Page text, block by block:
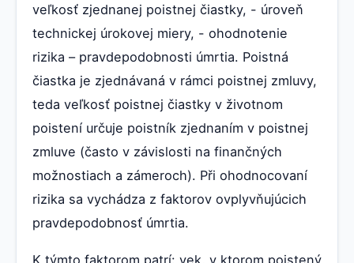
veľkosť zjednanej poistnej čiastky, - úroveň
technickej úrokovej miery, - ohodnotenie
rizika – pravdepodobnosti úmrtia. Poistná
čiastka je zjednávaná v rámci poistnej zmluvy,
teda veľkosť poistnej čiastky v životnom
poistení určuje poistník zjednaním v poistnej
zmluve (často v závislosti na finančných
možnostiach a zámeroch). Při ohodnocovaní
rizika sa vychádza z faktorov ovplyvňujúcich
pravdepodobnosť úmrtia.